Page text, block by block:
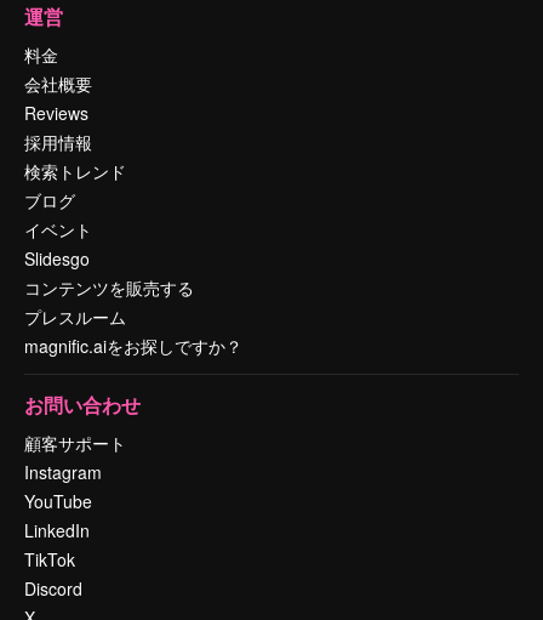
運営
料金
会社概要
Reviews
採用情報
検索トレンド
ブログ
イベント
Slidesgo
コンテンツを販売する
プレスルーム
magnific.aiをお探しですか？
お問い合わせ
顧客サポート
Instagram
YouTube
LinkedIn
TikTok
Discord